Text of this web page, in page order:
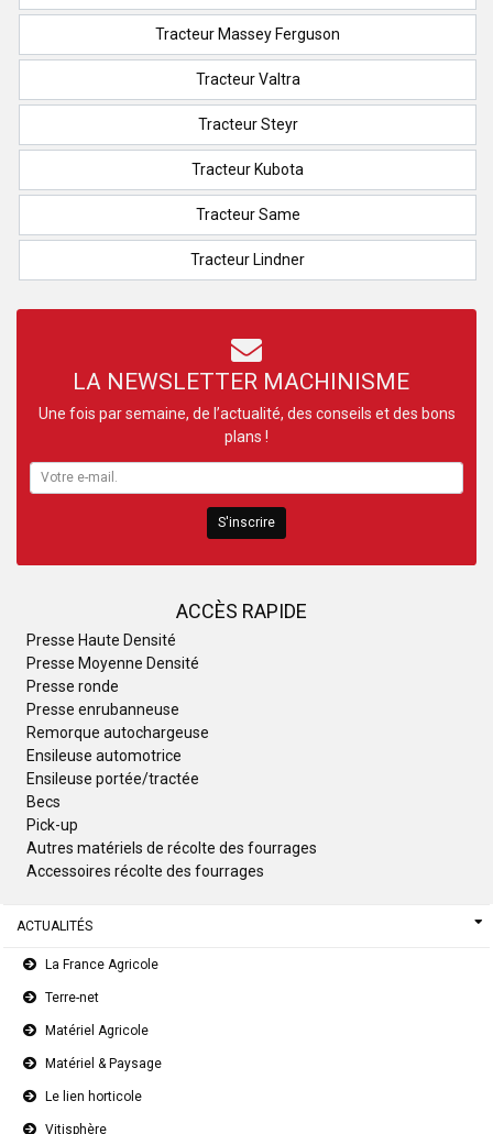
ACCÈS RAPIDE
Presse Haute Densité
Presse Moyenne Densité
Presse ronde
Presse enrubanneuse
Remorque autochargeuse
Ensileuse automotrice
Ensileuse portée/tractée
Becs
Pick-up
Autres matériels de récolte des fourrages
Accessoires récolte des fourrages
Tracteur Massey Ferguson
Tracteur Valtra
Tracteur Steyr
Tracteur Kubota
Tracteur Same
Tracteur Lindner
LA NEWSLETTER MACHINISME
Une fois par semaine, de l’actualité, des conseils et des bons
plans !
S'inscrire
ACTUALITÉS
La France Agricole
Terre-net
Matériel Agricole
Matériel & Paysage
Le lien horticole
Vitisphère